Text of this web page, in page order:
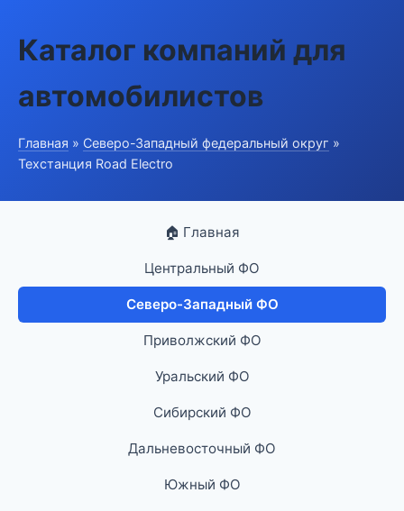
Каталог компаний для
автомобилистов
Главная » Северо-Западный федеральный округ »
Техстанция Road Electro
🏠 Главная
Центральный ФО
Северо-Западный ФО
Приволжский ФО
Уральский ФО
Сибирский ФО
Дальневосточный ФО
Южный ФО